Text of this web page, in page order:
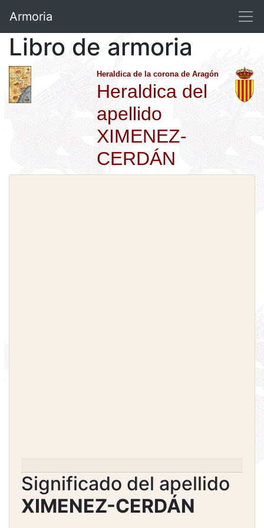
Armoria
Libro de armoria
Heraldica de la corona de Aragón
Heraldica del
apellido
XIMENEZ-
CERDÁN
Significado del apellido
XIMENEZ-CERDÁN